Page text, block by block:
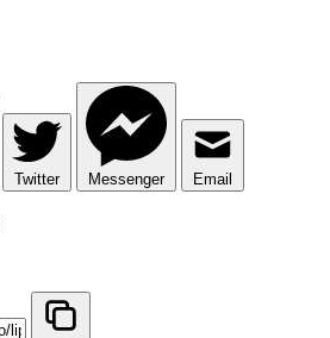
Twitter Messenger Email